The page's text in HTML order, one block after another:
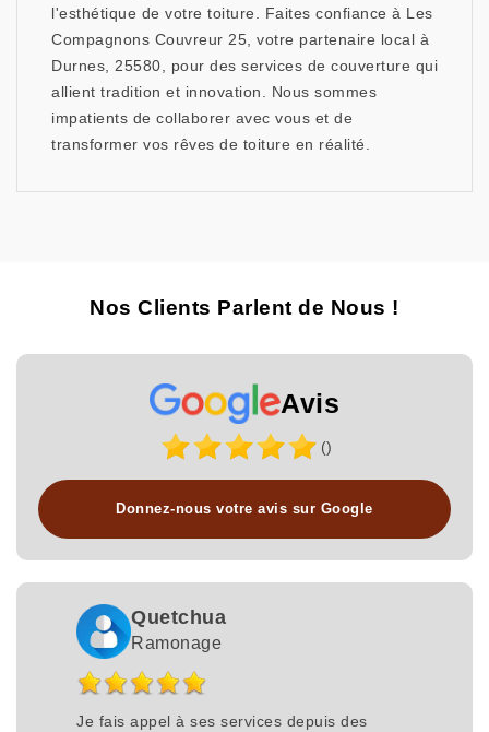
l'esthétique de votre toiture. Faites confiance à Les
Compagnons Couvreur 25, votre partenaire local à
Durnes, 25580, pour des services de couverture qui
allient tradition et innovation. Nous sommes
impatients de collaborer avec vous et de
transformer vos rêves de toiture en réalité.
Nos Clients Parlent de Nous !
Avis
()
Donnez-nous votre avis sur Google
Quetchua
Ramonage
Je fais appel à ses services depuis des